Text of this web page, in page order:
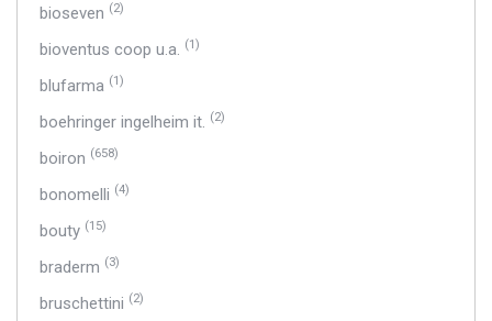
bioseven (2)
bioventus coop u.a. (1)
blufarma (1)
boehringer ingelheim it. (2)
boiron (658)
bonomelli (4)
bouty (15)
braderm (3)
bruschettini (2)